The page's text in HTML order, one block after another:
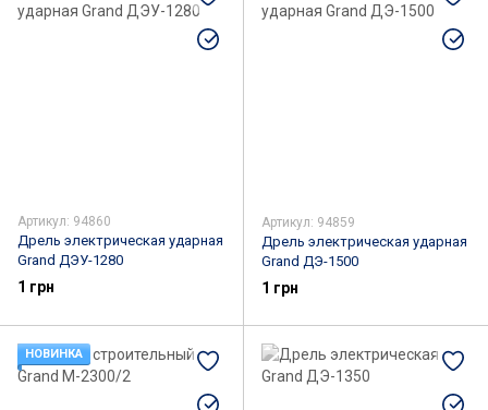
Артикул: 94860
Дрель электрическая ударная
Grand ДЭУ-1280
1 грн
Артикул: 94859
Дрель электрическая ударная
Grand ДЭ-1500
1 грн
НОВИНКА